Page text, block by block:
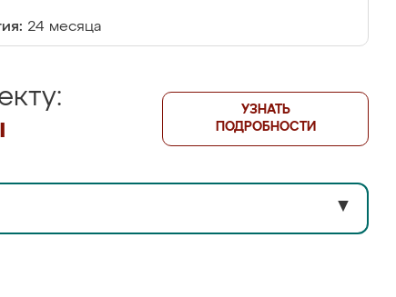
24 месяца
УЗНАТЬ
ПОДРОБНОСТИ
▼